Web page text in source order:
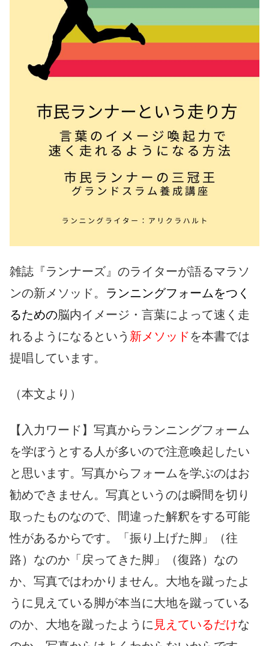
雑誌『ランナーズ』のライターが語るマラソ
ンの新メソッド。 ランニングフォームをつく
るための脳内イメージ・言葉によって速く走
れるようになるという 新メソッドを本書では
提唱しています。
（本文より）
【入力ワード】写真からランニングフォーム
を学ぼうとする人が多いので注意喚起したい
と思います。写真からフォームを学ぶのはお
勧めできません。写真というのは瞬間を切り
取ったものなので、間違った解釈をする可能
性があるからです。「振り上げた脚」（往
路）なのか「戻ってきた脚」（復路）なの
か、写真ではわかりません。大地を蹴ったよ
うに見えている脚が本当に大地を蹴っている
のか、大地を蹴ったように 見えているだけな